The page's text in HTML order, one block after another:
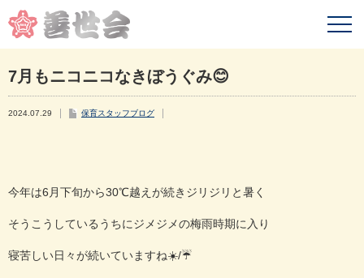
7月もニコニコなきぼうぐみ😊
2024.07.29 保育スタッフブログ
今年は6月下旬から30℃越えが続きジリジリと暑く
そうこうしているうちにジメジメの梅雨時期に入り
寝苦しい日々が続いていますね☀️/☔️